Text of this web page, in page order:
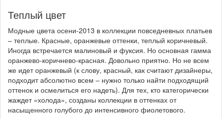
Теплый цвет
Модные цвета осени-2013 в коллекции повседневных платьев
– теплые. Красные, оранжевые оттенки, теплый коричневый.
Иногда встречается малиновый и фуксия. Но основная гамма
оранжево-коричнево-красная. Довольно приятно. Но не всем
же идет оранжевый (к слову, красный, как считают дизайнеры,
подходит абсолютно всем – нужно только найти подходящий
оттенок и осмелиться его надеть). Для тех, кто категорически
жаждет «холода», созданы коллекции в оттенках от
насыщенного голубого до интенсивного фиолетового.